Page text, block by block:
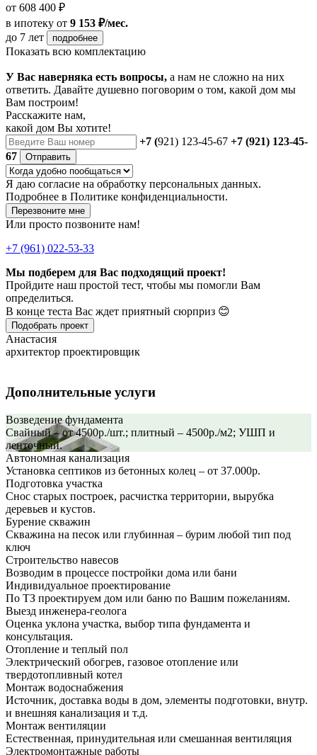
от 608 400 ₽
в ипотеку от 9 153 ₽/мес.
до 7 лет
подробнее
Показать всю комплектацию
У Вас наверняка есть вопросы, а нам не сложно на них
ответить. Давайте душевно поговорим о том, какой дом мы
Вам построим!
Расскажите нам,
какой дом Вы хотите!
+7 (921) 123-45-67 +7 (921) 123-45-
67
Отправить
Я даю согласие на обработку персональных данных.
Подробнее в Политике конфиденциальности.
Перезвоните мне
Или просто позвоните нам!
+7 (961) 022-53-33
Мы подберем для Вас подходящий проект!
Пройдите наш простой тест, чтобы мы помогли Вам
определиться.
В конце теста Вас ждет приятный сюрприз 😊
Подобрать проект
Анастасия
архитектор проектировщик
Дополнительные услуги
Возведение фундамента
Свайный – от 4500р./шт.; плитный – 4500р./м2; УШП и
ленточный.
Автономная канализация
Установка септиков из бетонных колец – от 37.000р.
Подготовка участка
Снос старых построек, расчистка территории, вырубка
деревьев и кустов.
Бурение скважин
Скважина на песок или глубинная – бурим любой тип под
ключ
Строительство навесов
Возводим в процессе постройки дома или бани
Индивидуальное проектирование
По ТЗ проектируем дом или баню по Вашим пожеланиям.
Выезд инженера-геолога
Оценка уклона участка, выбор типа фундамента и
консультация.
Отопление и теплый пол
Электрический обогрев, газовое отопление или
твердотопливный котел
Монтаж водоснабжения
Источник, доставка воды в дом, элементы подготовки, внутр.
и внешняя канализация и т.д.
Монтаж вентиляции
Естественная, принудительная или смешанная вентиляция
Электромонтажные работы